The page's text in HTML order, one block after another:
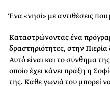
Ένα «νησί» με αντιθέσεις που
Καταστρώνοντας ένα
δραστηριότητες, στην
Αυτό είναι και το σύνθημα
οποίο έχει κάνει πράξη η
της. Κάθε γωνιά του μπορεί